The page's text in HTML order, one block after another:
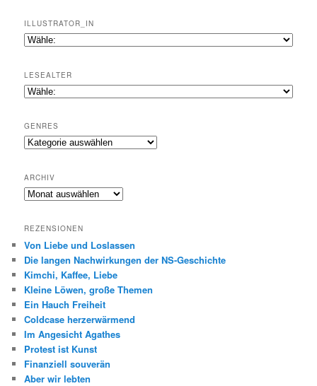
ILLUSTRATOR_IN
LESEALTER
GENRES
Genres
ARCHIV
Archiv
REZENSIONEN
Von Liebe und Loslassen
Die langen Nachwirkungen der NS-Geschichte
Kimchi, Kaffee, Liebe
Kleine Löwen, große Themen
Ein Hauch Freiheit
Coldcase herzerwärmend
Im Angesicht Agathes
Protest ist Kunst
Finanziell souverän
Aber wir lebten